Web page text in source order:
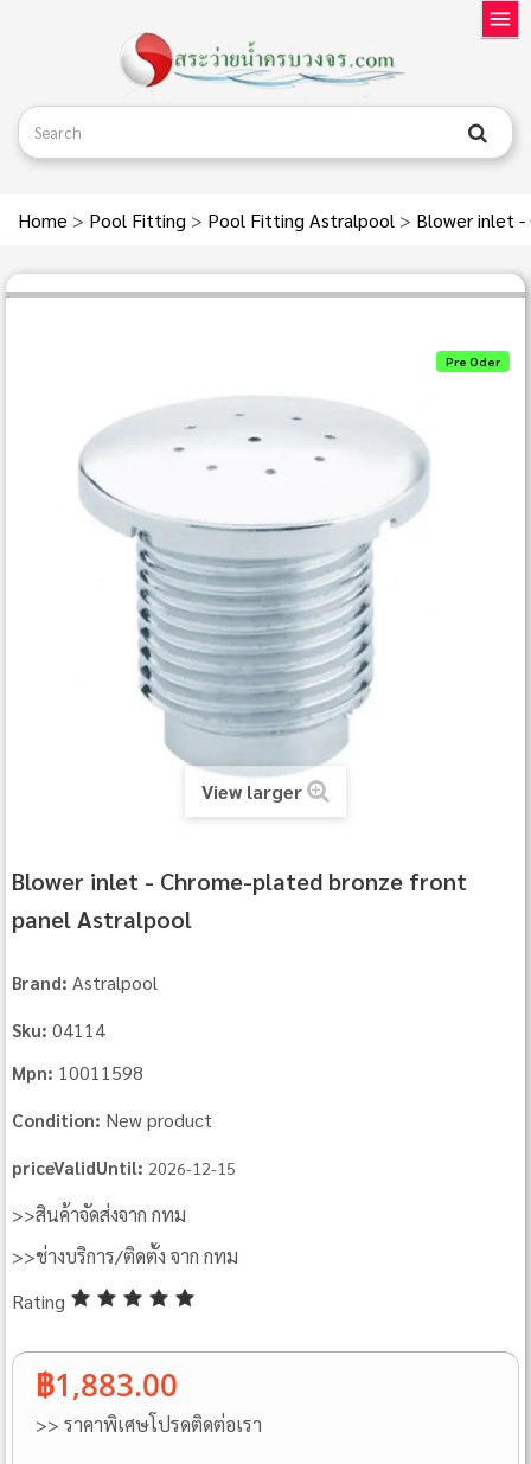
Home > Pool Fitting > Pool Fitting Astralpool > Blower inlet
Pre Oder
View larger
Blower inlet - Chrome-plated bronze front
panel Astralpool
Brand: Astralpool
Sku: 04114
Mpn: 10011598
Condition: New product
priceValidUntil: 2026-12-15
>>สินค้าจัดส่งจาก กทม
>>ช่างบริการ/ติดตั้ง จาก กทม
Rating
฿1,883.00
>> ราคาพิเศษโปรดติดต่อเรา